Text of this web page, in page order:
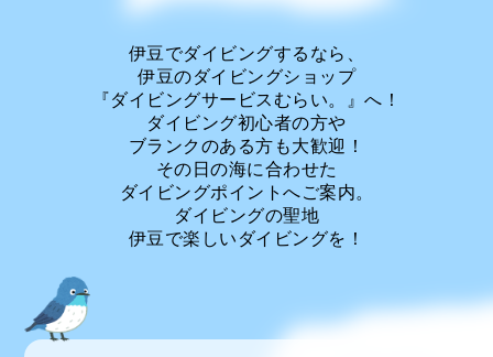
伊豆でダイビングするなら、
伊豆のダイビングショップ
『ダイビングサービスむらい。』へ！
ダイビング初心者の方や
ブランクのある方も大歓迎！
その日の海に合わせた
ダイビングポイントへご案内。
ダイビングの聖地
伊豆で楽しいダイビングを！